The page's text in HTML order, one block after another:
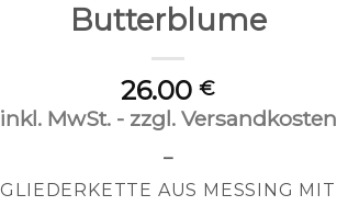
Butterblume
26.00€
inkl. MwSt. - zzgl. Versandkosten
–
GLIEDERKETTE AUS MESSING MIT